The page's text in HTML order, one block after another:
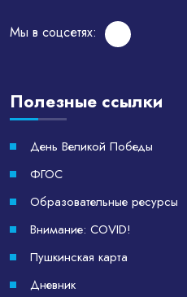
Мы в соцсетях:
Полезные ссылки
День Великой Победы
ФГОС
Образовательные ресурсы
Внимание: COVID!
Пушкинская карта
Дневник